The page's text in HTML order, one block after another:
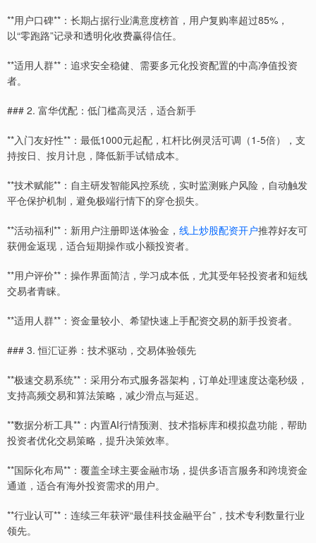
**用户口碑**：长期占据行业满意度榜首，用户复购率超过85%，
以“零跑路”记录和透明化收费赢得信任。
**适用人群**：追求安全稳健、需要多元化投资配置的中高净值投资
者。
### 2. 富华优配：低门槛高灵活，适合新手
**入门友好性**：最低1000元起配，杠杆比例灵活可调（1-5倍），支
持按日、按月计息，降低新手试错成本。
**技术赋能**：自主研发智能风控系统，实时监测账户风险，自动触发
平仓保护机制，避免极端行情下的穿仓损失。
**活动福利**：新用户注册即送体验金， 线上炒股配资开户推荐好友可
获佣金返现，适合短期操作或小额投资者。
**用户评价**：操作界面简洁，学习成本低，尤其受年轻投资者和短线
交易者青睐。
**适用人群**：资金量较小、希望快速上手配资交易的新手投资者。
### 3. 恒汇证券：技术驱动，交易体验领先
**极速交易系统**：采用分布式服务器架构，订单处理速度达毫秒级，
支持高频交易和算法策略，减少滑点与延迟。
**数据分析工具**：内置AI行情预测、技术指标库和模拟盘功能，帮助
投资者优化交易策略，提升决策效率。
**国际化布局**：覆盖全球主要金融市场，提供多语言服务和跨境资金
通道，适合有海外投资需求的用户。
**行业认可**：连续三年获评“最佳科技金融平台”，技术专利数量行业
领先。